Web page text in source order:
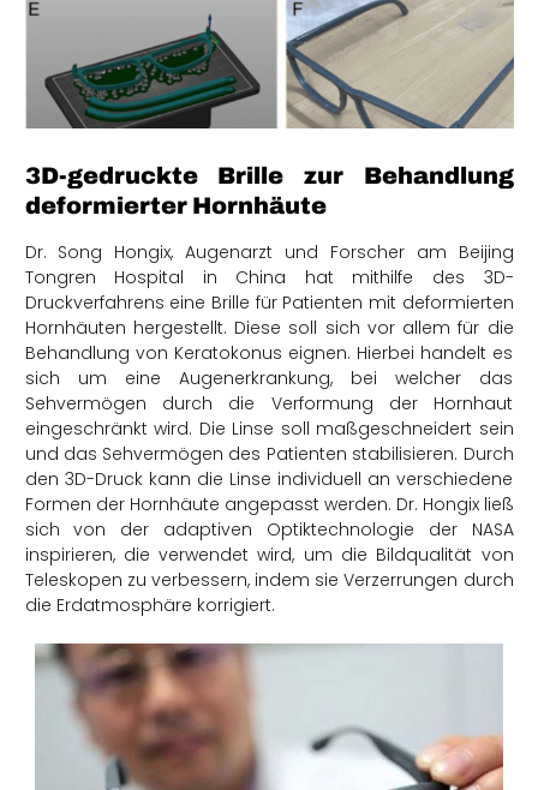
3D-gedruckte Brille zur Behandlung
deformierter Hornhäute
Dr. Song Hongix, Augenarzt und Forscher am Beijing
Tongren Hospital in China hat mithilfe des 3D-
Druckverfahrens eine Brille für Patienten mit deformierten
Hornhäuten hergestellt. Diese soll sich vor allem für die
Behandlung von Keratokonus eignen. Hierbei handelt es
sich um eine Augenerkrankung, bei welcher das
Sehvermögen durch die Verformung der Hornhaut
eingeschränkt wird. Die Linse soll maßgeschneidert sein
und das Sehvermögen des Patienten stabilisieren. Durch
den 3D-Druck kann die Linse individuell an verschiedene
Formen der Hornhäute angepasst werden. Dr. Hongix ließ
sich von der adaptiven Optiktechnologie der NASA
inspirieren, die verwendet wird, um die Bildqualität von
Teleskopen zu verbessern, indem sie Verzerrungen durch
die Erdatmosphäre korrigiert.